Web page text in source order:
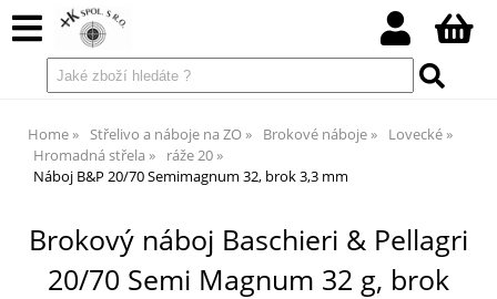
Home Střelivo a náboje na ZO Brokové náboje
Lovecké
Hromadná střela
ráže 20
Náboj B&P 20/70 Semimagnum 32, brok 3,3 mm
Brokový náboj Baschieri & Pellagri
20/70 Semi Magnum 32 g, brok